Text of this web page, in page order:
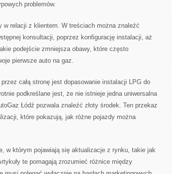
problemów.
w relacji z klientem. W treściach można znaleźć
konsultacji, poprzez konfigurację instalacji, aż
podejście zmniejsza obawy, które często
pierwsze auto na gaz.
całą stronę jest dopasowanie instalacji LPG do
podkreślane jest, że nie istnieje jedna uniwersalna
Łódź pozwala znaleźć złoty środek. Ten przekaz
które pokazują, jak różne pojazdy można
w którym pojawiają się aktualizacje z rynku, takie jak
te pomagają zrozumieć różnice między